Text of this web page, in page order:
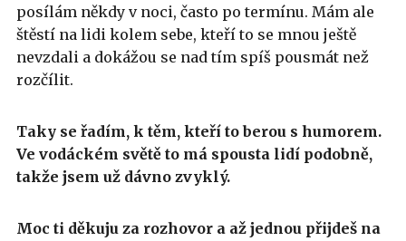
posílám někdy v noci, často po termínu. Mám ale
štěstí na lidi kolem sebe, kteří to se mnou ještě
nevzdali a dokážou se nad tím spíš pousmát než
rozčílit.
Taky se řadím, k těm, kteří to berou s humorem.
Ve vodáckém světě to má spousta lidí podobně,
takže jsem už dávno zvyklý.
Moc ti děkuju za rozhovor a až jednou přijdeš na